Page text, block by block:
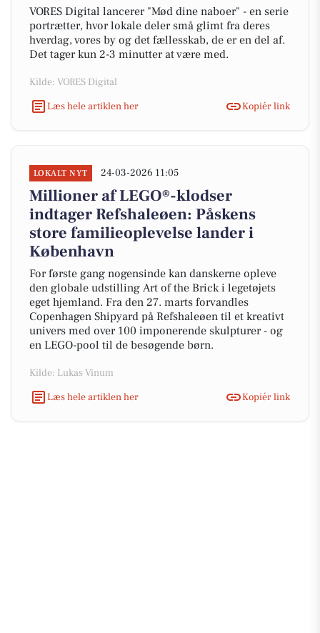
VORES Digital lancerer "Mød dine naboer" - en serie
portrætter, hvor lokale deler små glimt fra deres
hverdag, vores by og det fællesskab, de er en del af.
Det tager kun 2-3 minutter at være med.
Kilde: VORES Digital
Læs hele artiklen her
Kopiér link
LOKALT NYT 24-03-2026 11:05
Millioner af LEGO®-klodser
indtager Refshaleøen: Påskens
store familieoplevelse lander i
København
For første gang nogensinde kan danskerne opleve
den globale udstilling Art of the Brick i legetøjets
eget hjemland. Fra den 27. marts forvandles
Copenhagen Shipyard på Refshaleøen til et kreativt
univers med over 100 imponerende skulpturer - og
en LEGO-pool til de besøgende børn.
Kilde: Lukas Vinum
Læs hele artiklen her
Kopiér link